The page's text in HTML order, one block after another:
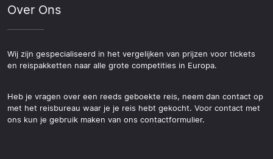
Over Ons
Wij zijn gespecialiseerd in het vergelijken van prijzen voor tickets
en reispakketten naar alle grote competities in Europa.
Heb je vragen over een reeds geboekte reis, neem dan contact op
met het reisbureau waar je je reis hebt gekocht. Voor contact met
ons kun je gebruik maken van ons contactformulier.